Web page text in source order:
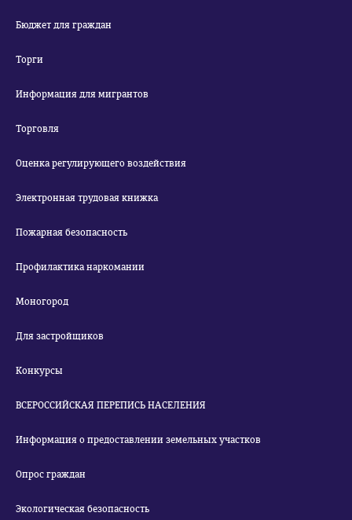
Бюджет для граждан
Торги
Информация для мигрантов
Торговля
Оценка регулирующего воздействия
Электронная трудовая книжка
Пожарная безопасность
Профилактика наркомании
Моногород
Для застройщиков
Конкурсы
ВСЕРОССИЙСКАЯ ПЕРЕПИСЬ НАСЕЛЕНИЯ
Информация о предоставлении земельных участков
Опрос граждан
Экологическая безопасность